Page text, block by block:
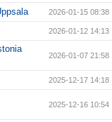
2026-01-15 08:38
2026-01-12 14:13
2026-01-07 21:58
2025-12-17 14:18
2025-12-16 10:54